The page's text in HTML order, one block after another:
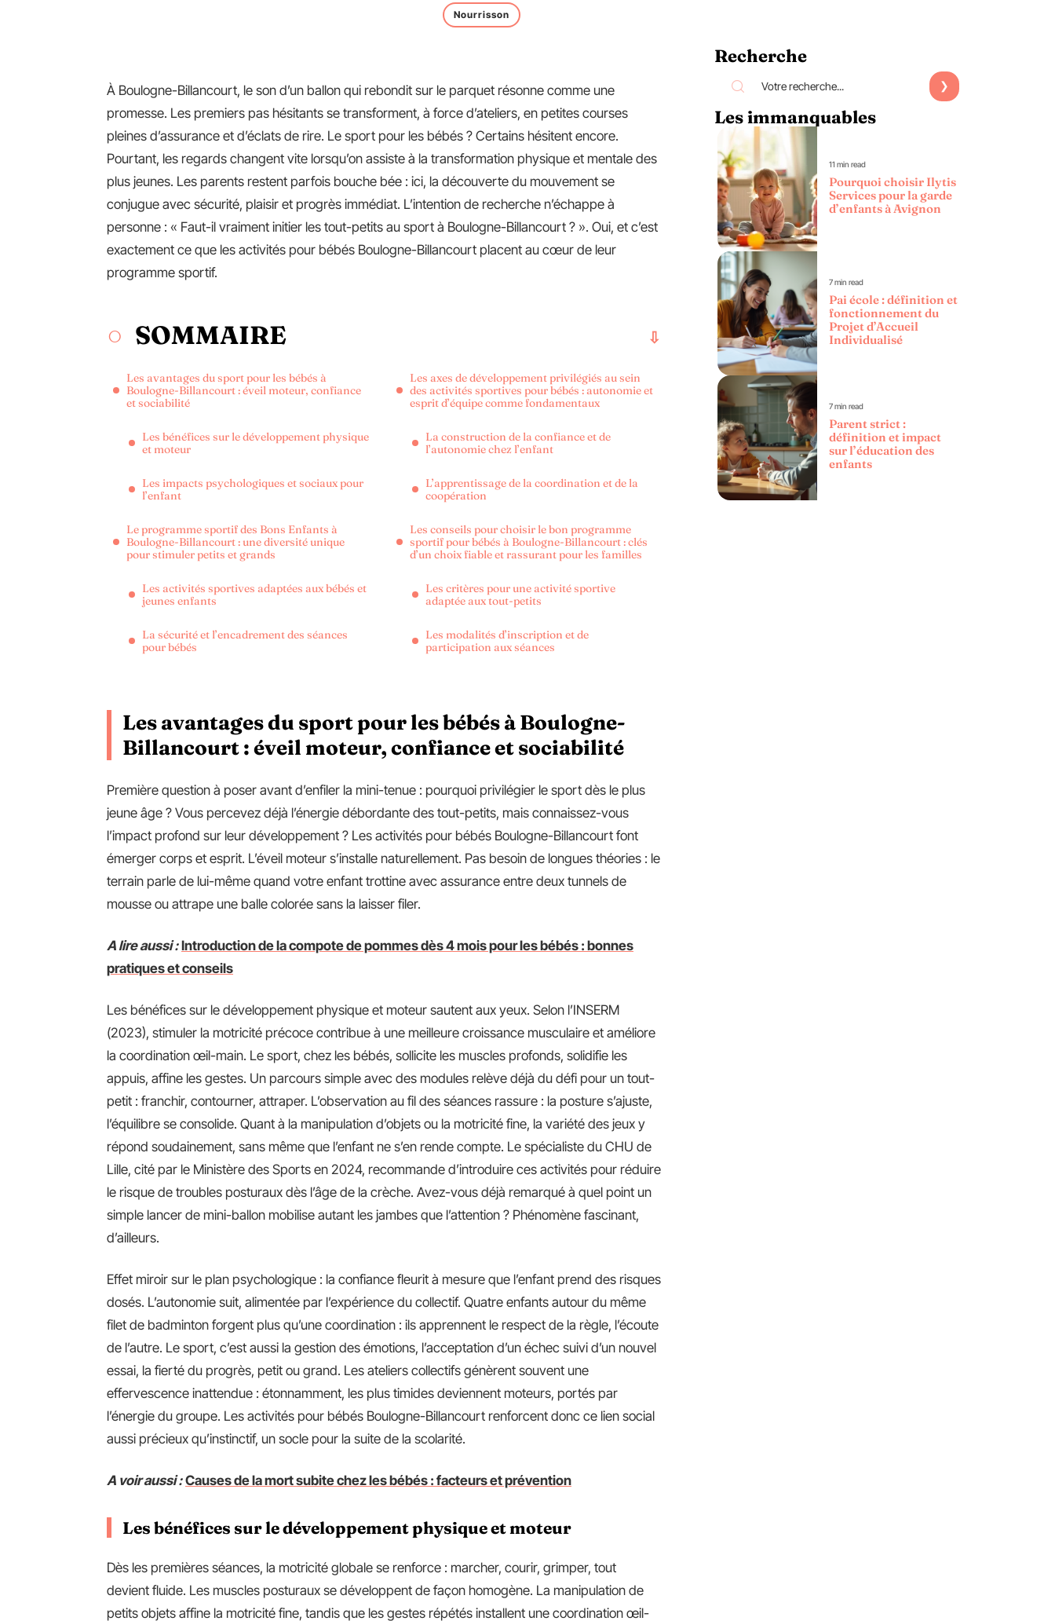
Nourrisson
À Boulogne-Billancourt, le son d’un ballon qui rebondit sur le parquet résonne comme une
promesse. Les premiers pas hésitants se transforment, à force d’ateliers, en petites courses
pleines d’assurance et d’éclats de rire. Le sport pour les bébés ? Certains hésitent encore.
Pourtant, les regards changent vite lorsqu’on assiste à la transformation physique et mentale des
plus jeunes. Les parents restent parfois bouche bée : ici, la découverte du mouvement se
conjugue avec sécurité, plaisir et progrès immédiat. L’intention de recherche n’échappe à
personne : « Faut-il vraiment initier les tout-petits au sport à Boulogne-Billancourt ? ». Oui, et c’est
exactement ce que les activités pour bébés Boulogne-Billancourt placent au cœur de leur
programme sportif.
SOMMAIRE
Les avantages du sport pour les bébés à
Boulogne-Billancourt : éveil moteur, confiance
et sociabilité
Les bénéfices sur le développement physique
et moteur
Les impacts psychologiques et sociaux pour
l’enfant
Le programme sportif des Bons Enfants à
Boulogne-Billancourt : une diversité unique
pour stimuler petits et grands
Les activités sportives adaptées aux bébés et
jeunes enfants
La sécurité et l’encadrement des séances
pour bébés
Les axes de développement privilégiés au sein
des activités sportives pour bébés : autonomie et
esprit d’équipe comme fondamentaux
La construction de la confiance et de
l’autonomie chez l’enfant
L’apprentissage de la coordination et de la
coopération
Les conseils pour choisir le bon programme
sportif pour bébés à Boulogne-Billancourt : clés
d’un choix fiable et rassurant pour les familles
Les critères pour une activité sportive
adaptée aux tout-petits
Les modalités d’inscription et de
participation aux séances
Les avantages du sport pour les bébés à Boulogne-
Billancourt : éveil moteur, confiance et sociabilité
Première question à poser avant d’enfiler la mini-tenue : pourquoi privilégier le sport dès le plus
jeune âge ? Vous percevez déjà l’énergie débordante des tout-petits, mais connaissez-vous
l’impact profond sur leur développement ? Les activités pour bébés Boulogne-Billancourt font
émerger corps et esprit. L’éveil moteur s’installe naturellement. Pas besoin de longues théories : le
terrain parle de lui-même quand votre enfant trottine avec assurance entre deux tunnels de
mousse ou attrape une balle colorée sans la laisser filer.
A lire aussi : Introduction de la compote de pommes dès 4 mois pour les bébés : bonnes
pratiques et conseils
Les bénéfices sur le développement physique et moteur sautent aux yeux. Selon l’INSERM
(2023), stimuler la motricité précoce contribue à une meilleure croissance musculaire et améliore
la coordination œil-main. Le sport, chez les bébés, sollicite les muscles profonds, solidifie les
appuis, affine les gestes. Un parcours simple avec des modules relève déjà du défi pour un tout-
petit : franchir, contourner, attraper. L’observation au fil des séances rassure : la posture s’ajuste,
l’équilibre se consolide. Quant à la manipulation d’objets ou la motricité fine, la variété des jeux y
répond soudainement, sans même que l’enfant ne s’en rende compte. Le spécialiste du CHU de
Lille, cité par le Ministère des Sports en 2024, recommande d’introduire ces activités pour réduire
le risque de troubles posturaux dès l’âge de la crèche. Avez-vous déjà remarqué à quel point un
simple lancer de mini-ballon mobilise autant les jambes que l’attention ? Phénomène fascinant,
d’ailleurs.
Effet miroir sur le plan psychologique : la confiance fleurit à mesure que l’enfant prend des risques
dosés. L’autonomie suit, alimentée par l’expérience du collectif. Quatre enfants autour du même
filet de badminton forgent plus qu’une coordination : ils apprennent le respect de la règle, l’écoute
de l’autre. Le sport, c’est aussi la gestion des émotions, l’acceptation d’un échec suivi d’un nouvel
essai, la fierté du progrès, petit ou grand. Les ateliers collectifs génèrent souvent une
effervescence inattendue : étonnamment, les plus timides deviennent moteurs, portés par
l’énergie du groupe. Les activités pour bébés Boulogne-Billancourt renforcent donc ce lien social
aussi précieux qu’instinctif, un socle pour la suite de la scolarité.
A voir aussi : Causes de la mort subite chez les bébés : facteurs et prévention
Les bénéfices sur le développement physique et moteur
Dès les premières séances, la motricité globale se renforce : marcher, courir, grimper, tout
devient fluide. Les muscles posturaux se développent de façon homogène. La manipulation de
petits objets affine la motricité fine, tandis que les gestes répétés installent une coordination œil-
Recherche
Les immanquables
11 min read
Pourquoi choisir Ilytis
Services pour la garde
d’enfants à Avignon
7 min read
Pai école : définition et
fonctionnement du
Projet d’Accueil
Individualisé
7 min read
Parent strict :
définition et impact
sur l’éducation des
enfants